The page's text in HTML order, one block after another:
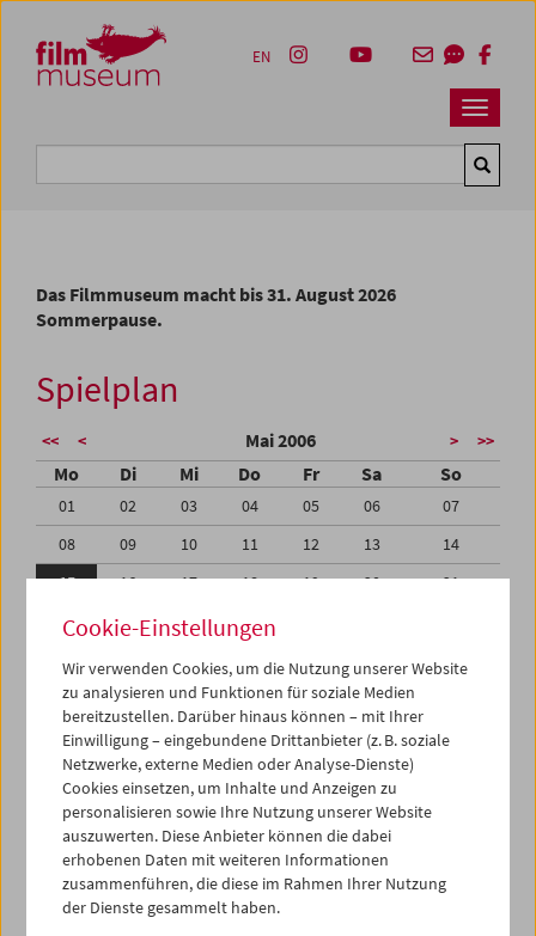
Zum Inhalt
Zum Hauptmenü
Zur Servicenavigation
Zum Suche
Navbar
EN
Das Filmmuseum macht bis 31. August 2026
Sommerpause.
Spielplan
<< < Mai 2006 > >>
Mo Di Mi Do Fr Sa So
01 02 03 04 05 06
07
08
09 10 11 12 13
14
15
16 17 18 19 20
21
22
23 24 25
29
31 02
04
05
06 07 08 09 10
iCalender
Programmheft-PDF
English language or subtitles
< Vorherige Woche
Cookie-Einstellungen
Wir verwenden Cookies, um die Nutzung unserer Website
zu analysieren und Funktionen für soziale Medien
bereitzustellen. Darüber hinaus können – mit Ihrer
Einwilligung – eingebundene Drittanbieter (z. B. soziale
Netzwerke, externe Medien oder Analyse-Dienste)
Cookies einsetzen, um Inhalte und Anzeigen zu
personalisieren sowie Ihre Nutzung unserer Website
auszuwerten. Diese Anbieter können die dabei
erhobenen Daten mit weiteren Informationen
zusammenführen, die diese im Rahmen Ihrer Nutzung
der Dienste gesammelt haben.